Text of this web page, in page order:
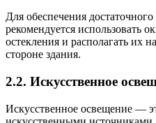
Для обеспечения
рекомендуется использовать
остекления и располагать их
стороне здания.
2.2. Искусственное
Искусственное освещение —